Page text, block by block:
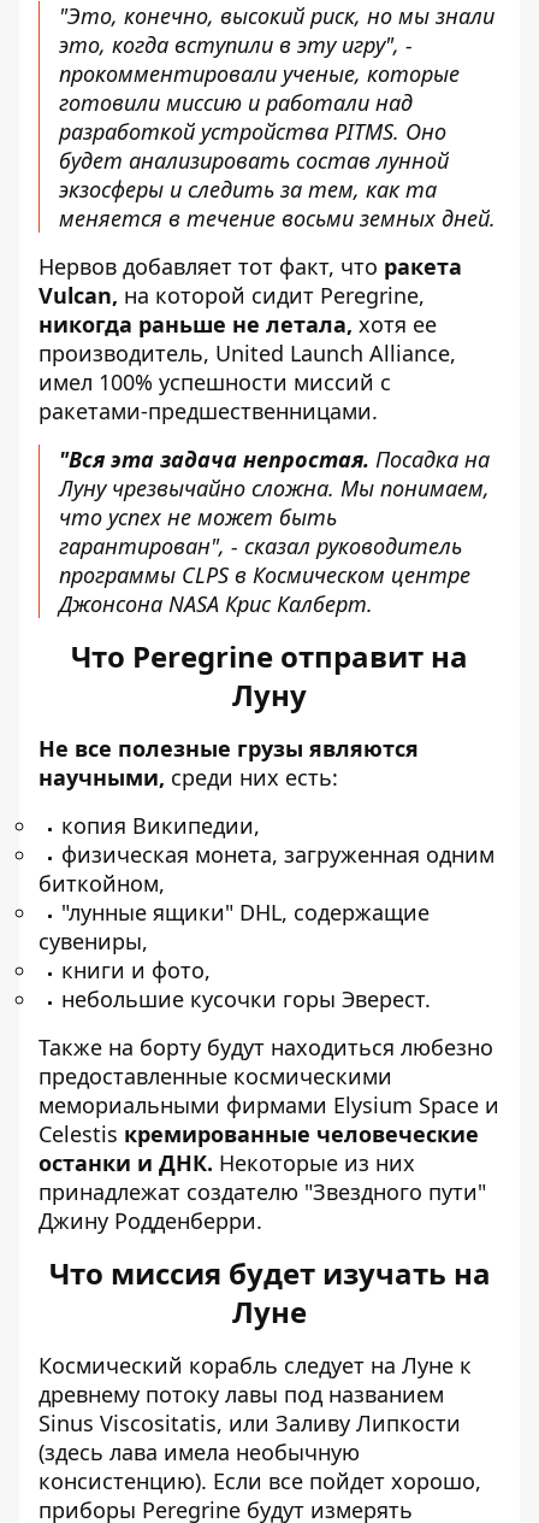
"Это, конечно, высокий риск, но мы знали
это, когда вступили в эту игру", -
прокомментировали ученые, которые
готовили миссию и работали над
разработкой устройства PITMS. Оно
будет анализировать состав лунной
экзосферы и следить за тем, как та
меняется в течение восьми земных дней.
Нервов добавляет тот факт, что ракета
Vulcan, на которой сидит Peregrine,
никогда раньше не летала, хотя ее
производитель, United Launch Alliance,
имел 100% успешности миссий с
ракетами-предшественницами.
"Вся эта задача непростая. Посадка на
Луну чрезвычайно сложна. Мы понимаем,
что успех не может быть
гарантирован", - сказал руководитель
программы CLPS в Космическом центре
Джонсона NASA Крис Калберт.
Что Peregrine отправит на
Луну
Не все полезные грузы являются
научными, среди них есть:
копия Википедии,
физическая монета, загруженная одним
биткойном,
"лунные ящики" DHL, содержащие
сувениры,
книги и фото,
небольшие кусочки горы Эверест.
Также на борту будут находиться любезно
предоставленные космическими
мемориальными фирмами Elysium Space и
Celestis кремированные человеческие
останки и ДНК. Некоторые из них
принадлежат создателю "Звездного пути"
Джину Родденберри.
Что миссия будет изучать на
Луне
Космический корабль следует на Луне к
древнему потоку лавы под названием
Sinus Viscositatis, или Заливу Липкости
(здесь лава имела необычную
консистенцию). Если все пойдет хорошо,
приборы Peregrine будут измерять